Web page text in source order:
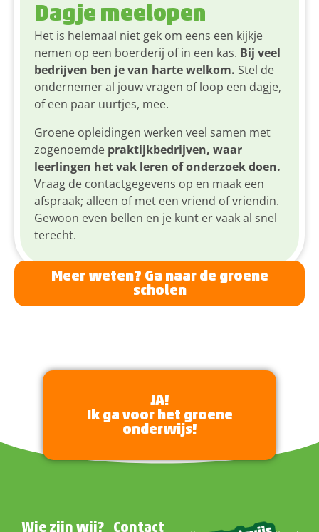
Dagje meelopen
Het is helemaal niet gek om eens een kijkje
nemen op een boerderij of in een kas. Bij veel
bedrijven ben je van harte welkom. Stel de
ondernemer al jouw vragen of loop een dagje,
of een paar uurtjes, mee.
Groene opleidingen werken veel samen met
zogenoemde praktijkbedrijven, waar
leerlingen het vak leren of onderzoek doen.
Vraag de contactgegevens op en maak een
afspraak; alleen of met een vriend of vriendin.
Gewoon even bellen en je kunt er vaak al snel
terecht.
Meer weten? Ga naar de groene
scholen
JA!
Ik ga voor het groene
onderwijs!
Wie zijn wij? Contact